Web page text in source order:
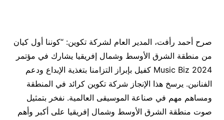
صرح أحمد رأفت، المدير العام لشركة تكوين: “كوننا أول كيان
من منطقة الشرق الأوسط وشمال إفريقيا يشارك في مؤتمر
Music Biz 2024 كفيل بإبراز التزامنا بتغذية الإبداع ودعم
الفنانين. يرسخ هذا الإنجاز شركة تكوين كرائد في المنطقة
ومساهم مهم في صناعة الموسيقى العالمية. نفخر بتمثيل
صوت منطقة الشرق الأوسط وشمال إفريقيا على أكبر وأهم